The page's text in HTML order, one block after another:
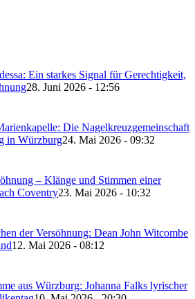
Ein starkes Signal für Gerechtigkeit,
28. Juni 2026 - 12:56
Die Nagelkreuzgemeinschaft
in Würzburg24. Mai 2026 - 09:32
– Klänge und Stimmen einer
Coventry23. Mai 2026 - 10:32
der Versöhnung: Dean John Witcombe
12. Mai 2026 - 08:12
aus Würzburg: Johanna Falks lyrischer